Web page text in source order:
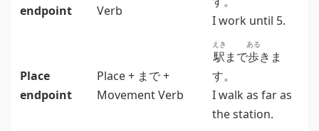
endpoint
Verb
I work until 5.
Place
endpoint
Place + まで +
Movement Verb
駅
えき
まで歩
ある
きま
す。
I walk as far as
the station.